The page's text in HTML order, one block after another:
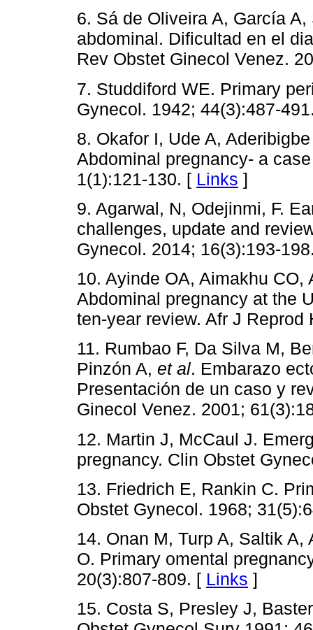
6. Sá de Oliveira A, García
abdominal. Dificultad en el
Rev Obstet Ginecol Venez.
7. Studdiford WE. Primary
Gynecol. 1942; 44(3):487-
8. Okafor I, Ude A,
Abdominal pregnancy- a
1(1):121-130. [ Links ]
9. Agarwal, N, Odejinmi, F.
challenges, update and
Gynecol. 2014; 16(3):193-
10. Ayinde OA, Aimakhu
Abdominal pregnancy at the
ten-year review. Afr J
11. Rumbao F, Da Silva M,
Pinzón A, et al. Embarazo
Presentación de un caso y
Ginecol Venez. 2001;
12. Martin J, McCaul J.
pregnancy. Clin Obstet
13. Friedrich E, Rankin C.
Obstet Gynecol. 1968;
14. Onan M, Turp A, Saltik
O. Primary omental
20(3):807-809. [ Links ]
15. Costa S, Presley J,